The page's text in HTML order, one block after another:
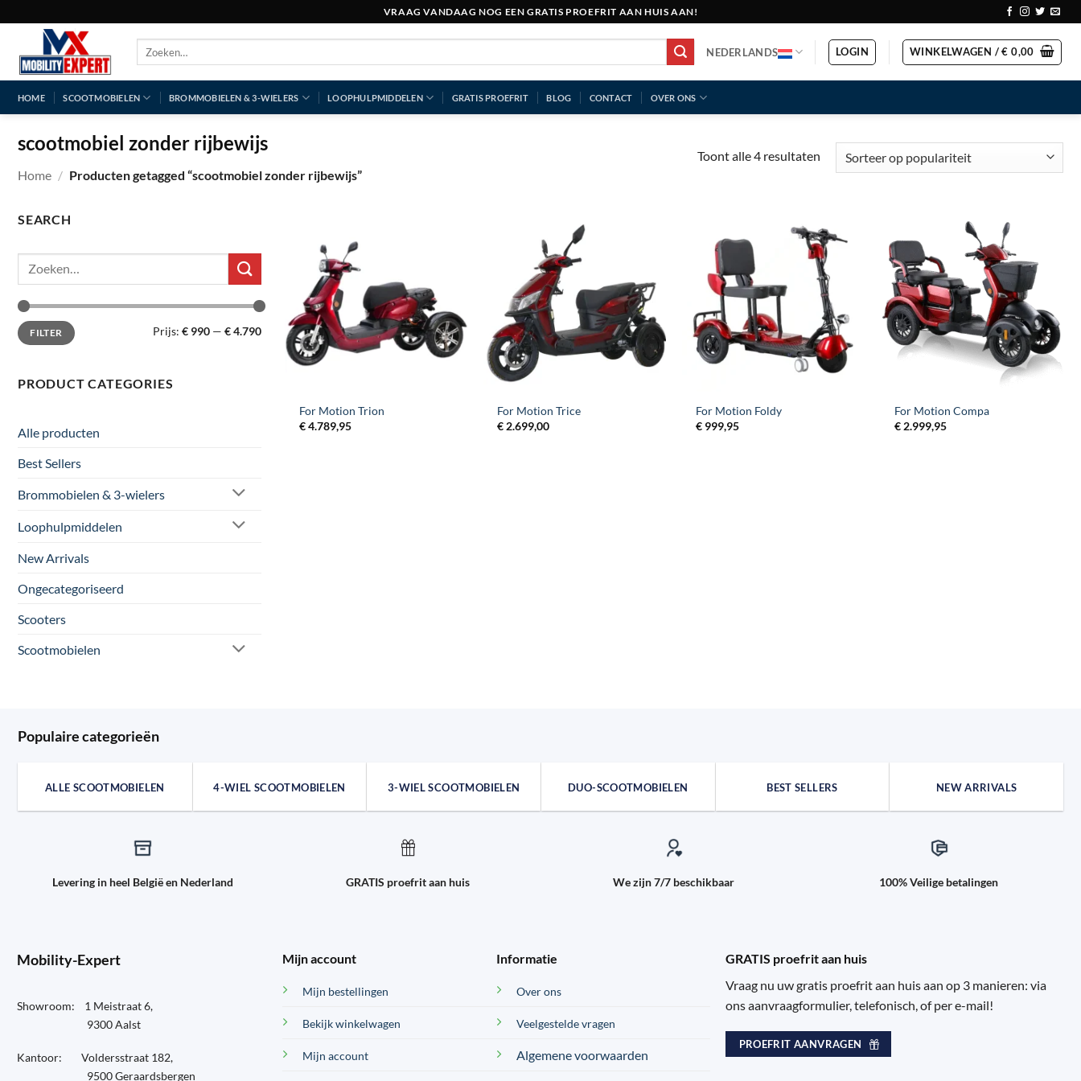
VRAAG VANDAAG NOG EEN GRATIS PROEFRIT AAN HUIS AAN!
NEDERLANDS LOGIN WINKELWAGEN /€ 0,00
HOME SCOOTMOBIELEN BROMMOBIELEN & 3-WIELERS LOOPHULPMIDDELEN GRATIS PROEFRIT BLOG CONTACT OVER ONS
scootmobiel zonder rijbewijs
Home / Producten getagged “scootmobiel zonder rijbewijs”
Toont alle 4 resultatenGesorteerd
SEARCH
Zoeken
Min.
prijs
Max.
prijsFILTER Prijs: € 990— € 4.790
PRODUCT CATEGORIES
Alle producten
Best Sellers
Brommobielen & 3-wielers
Loophulpmiddelen
New Arrivals
Ongecategoriseerd
Scooters
Scootmobielen
For Motion Trion
€4.789,95
For Motion Trice
€ 2.699,00
For Motion Foldy
€ 999,95
For Motion Compa
€ 2.999,95
Populaire categorieën
ALLE SCOOTMOBIELEN 4-WIEL SCOOTMOBIELEN 3-WIEL SCOOTMOBIELEN DUO-SCOOTMOBIELEN BEST SELLERS NEW ARRIVALS
Levering in heel België en Nederland GRATIS proefrit aan huis We zijn 7/7 beschikbaar 100% Veilige betalingen
Mobility-Expert
Showroom: 1 Meistraat 6,
9300 Aalst
Kantoor: Voldersstraat 182,
9500 Geraardsbergen
Mijn account
Mijn bestellingen
Bekijk winkelwagen
Mijn account
Informatie
Over ons
Veelgestelde vragen
Algemene voorwaarden
GRATIS proefrit aan huis
Vraag nu uw gratis proefrit aan huis aan op 3 manieren: via
ons aanvraagformulier, telefonisch, of per e-mail!
PROEFRIT AANVRAGEN